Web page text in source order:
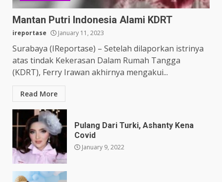
Mantan Putri Indonesia Alami KDRT
ireportase January 11, 2023
Surabaya (IReportase) – Setelah dilaporkan istrinya
atas tindak Kekerasan Dalam Rumah Tangga
(KDRT), Ferry Irawan akhirnya mengakui...
Read More
Pulang Dari Turki, Ashanty Kena
Covid
January 9, 2022